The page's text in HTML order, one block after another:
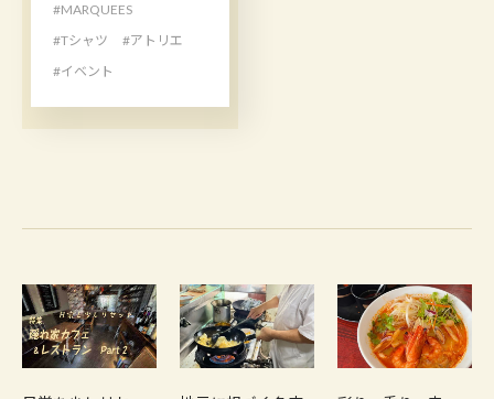
#MARQUEES
#Tシャツ
#アトリエ
#イベント